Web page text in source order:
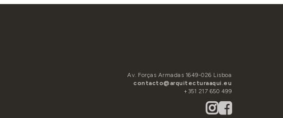
Av. Forças Armadas 1649-026 Lisboa
contacto@arquitecturaaqui.eu
+351 217 650 499